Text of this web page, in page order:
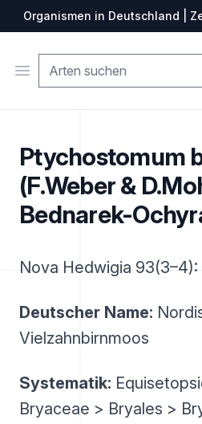
Organismen in Deutschland |
Open menu
Ptychostomum
(F.Weber &
Bednarek-
Nova Hedwigia 93(3–4):
Deutscher Name:
Vielzahnbirnmoos
Systematik:
Bryaceae > Bryales >